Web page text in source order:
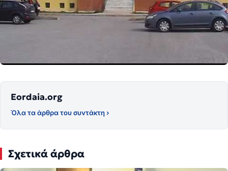
Eordaia.org
Όλα τα άρθρα του συντάκτη ›
Σχετικά άρθρα